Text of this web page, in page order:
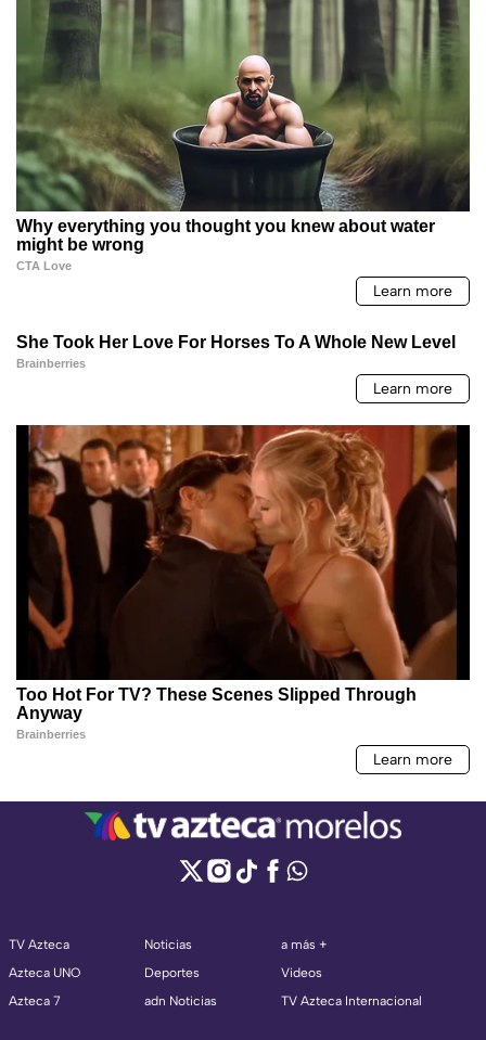
TV Azteca
Azteca UNO
Azteca 7
Noticias
Deportes
adn Noticias
a más +
Videos
TV Azteca Internacional